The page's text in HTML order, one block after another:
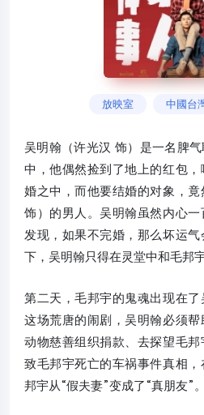
放映室 中國台
吴明翰（许光汉 饰）是一名脾
中，他偶然捡到了地上的红包
婚之中，而他要结婚的对象，
饰）的男人。吴明翰虽然内心
发现，如果不完婚，那么坏运
下，吴明翰只得在灵堂中和毛邦
第二天，毛邦宇的鬼魂出现在
这场荒唐的闹剧，吴明翰必须
动物慈善组织捐款、去探望毛
致毛邦宇死亡的车祸事件真相
邦宇从“假夫妻”变成了“真朋友”。